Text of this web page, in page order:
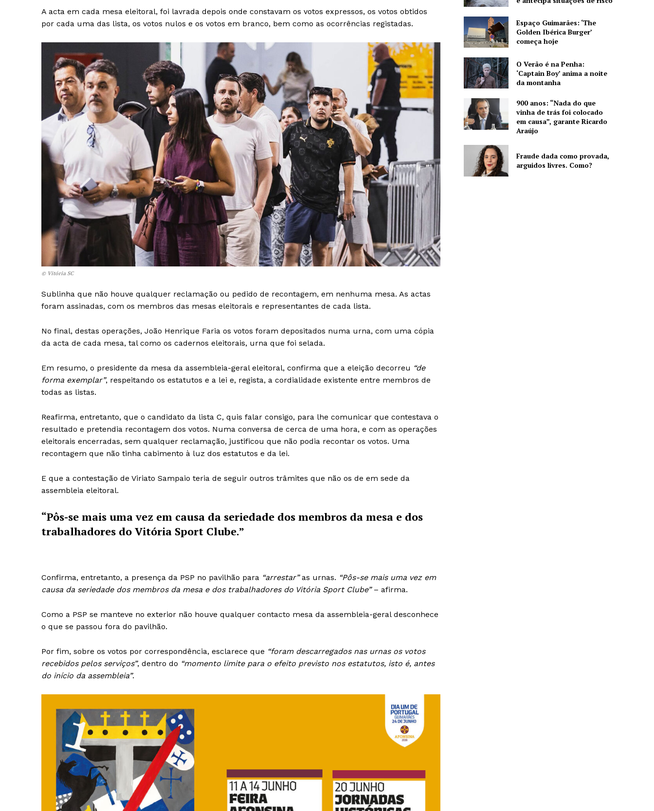
Guimarães, agora!
SUBSCREVA JÁ!
Institucional
Artigos
Edição Digital
Europa
Grande Entrevista
Publicidade
Quero ser Assinante
A acta em cada mesa eleitoral, foi lavrada depois onde constavam os votos expressos, os votos obtidos
por cada uma das lista, os votos nulos e os votos em branco, bem como as ocorrências registadas.
© Vitória SC
Sublinha que não houve qualquer reclamação ou pedido de recontagem, em nenhuma mesa. As actas
foram assinadas, com os membros das mesas eleitorais e representantes de cada lista.
No final, destas operações, João Henrique Faria os votos foram depositados numa urna, com uma cópia
da acta de cada mesa, tal como os cadernos eleitorais, urna que foi selada.
Em resumo, o presidente da mesa da assembleia-geral eleitoral, confirma que a eleição decorreu “de
forma exemplar”, respeitando os estatutos e a lei e, regista, a cordialidade existente entre membros de
todas as listas.
Reafirma, entretanto, que o candidato da lista C, quis falar consigo, para lhe comunicar que contestava o
resultado e pretendia recontagem dos votos. Numa conversa de cerca de uma hora, e com as operações
eleitorais encerradas, sem qualquer reclamação, justificou que não podia recontar os votos. Uma
recontagem que não tinha cabimento à luz dos estatutos e da lei.
E que a contestação de Viriato Sampaio teria de seguir outros trâmites que não os de em sede da
assembleia eleitoral.
“Pôs-se mais uma vez em causa da seriedade dos membros da mesa e dos
trabalhadores do Vitória Sport Clube.”
Confirma, entretanto, a presença da PSP no pavilhão para “arrestar”as urnas. “Pôs-se mais uma vez em
causa da seriedade dos membros da mesa e dos trabalhadores do Vitória Sport Clube”– afirma.
Como a PSP se manteve no exterior não houve qualquer contacto mesa da assembleia-geral desconhece
o que se passou fora do pavilhão.
Por fim, sobre os votos por correspondência, esclarece que “foram descarregados nas urnas os votos
recebidos pelos serviços”, dentro do “momento limite para o efeito previsto nos estatutos, isto é, antes
do início da assembleia”.
Espaço Guimarães: ‘The
Golden Ibérica Burger’
começa hoje
O Verão é na Penha:
‘Captain Boy’ anima a noite
da montanha
900 anos: “Nada do que
vinha de trás foi colocado
em causa”, garante Ricardo
Araújo
Fraude dada como provada,
arguidos livres. Como?